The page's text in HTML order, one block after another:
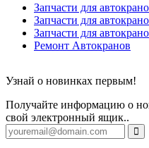
Запчасти для
Запчасти для
Запчасти для
Ремонт Автокранов
Узнай о новинках первым!
Получайте информацию о
свой электронный ящик..